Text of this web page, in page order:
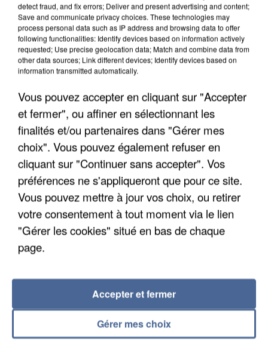
6 août 2026
Gabriel Attal et Raphaël Glucksmann visés par des
ingérences...
Sollicité, Sébastien Lecornu annonce un "travail
commun" avec les partis à la rentrée.
detect fraud, and fix errors; Deliver and present advertising and content;
Save and communicate privacy choices. These technologies may
process personal data such as IP address and browsing data to offer
following functionalities: Identify devices based on information actively
requested; Use precise geolocation data; Match and combine data from
other data sources; Link different devices; Identify devices based on
information transmitted automatically.
Vous pouvez accepter en cliquant sur "Accepter
et fermer", ou affiner en sélectionnant les
finalités et/ou partenaires dans "Gérer mes
choix". Vous pouvez également refuser en
cliquant sur "Continuer sans accepter". Vos
préférences ne s'appliqueront que pour ce site.
Vous pouvez mettre à jour vos choix, ou retirer
votre consentement à tout moment via le lien
"Gérer les cookies" situé en bas de chaque
page.
Gérer mes choix
Accepter et fermer